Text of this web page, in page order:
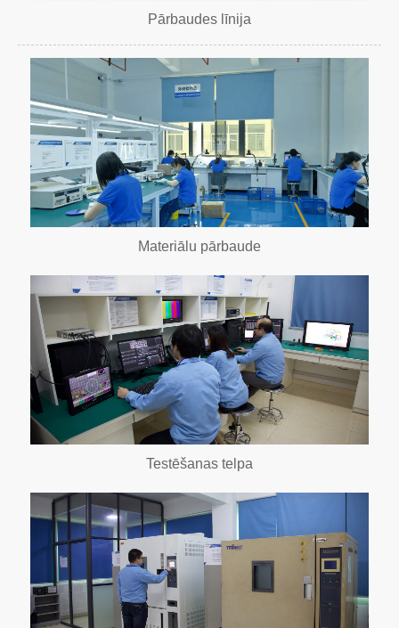
Pārbaudes līnija
Materiālu pārbaude
Testēšanas telpa